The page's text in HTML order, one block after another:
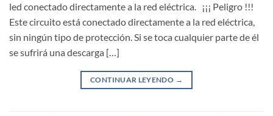
led conectado directamente a la red eléctrica. ¡¡¡ Peligro !!!
Este circuito está conectado directamente a la red eléctrica,
sin ningún tipo de protección. Si se toca cualquier parte de él
se sufrirá una descarga […]
CONTINUAR LEYENDO →